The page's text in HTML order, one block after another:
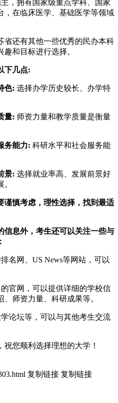
，拥有国家级重点学科、国家
，在临床医学、基础医学等领域
省还有其他一些优秀的民办本科
和目标进行选择。
下几点:
色: 选择办学历史较长、办学特
量: 师资力量和教学质量是衡量
务能力: 科研水平和社会服务能
景: 选择就业率高、发展前景好
谨慎考虑，理性选择，找到最适
信息外，考生还可以关注一些与
名网、US News等网站，可以
官网，可以提供详细的学校信
师资力量、科研成果等。
论坛等，可以与其他考生交流
您顺利选择理想的大学！
复制链接 复制链接